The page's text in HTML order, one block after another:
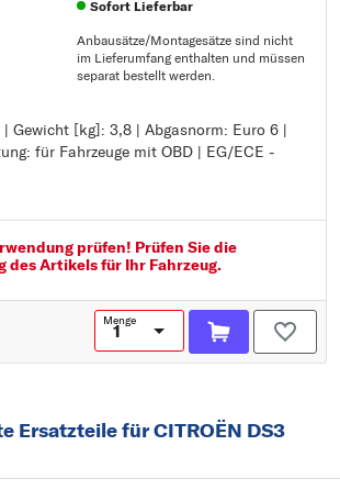
Sofort Lieferbar
Anbausätze/Montagesätze sind nicht
im Lieferumfang enthalten und müssen
separat bestellt werden.
Gewicht [kg]: 3,8 | Abgasnorm: Euro 6 |
für Fahrzeuge mit OBD | EG/ECE -
prüfen! Prüfen Sie die
des Artikels für Ihr Fahrzeug.
Menge
Ersatzteile für CITROËN DS3